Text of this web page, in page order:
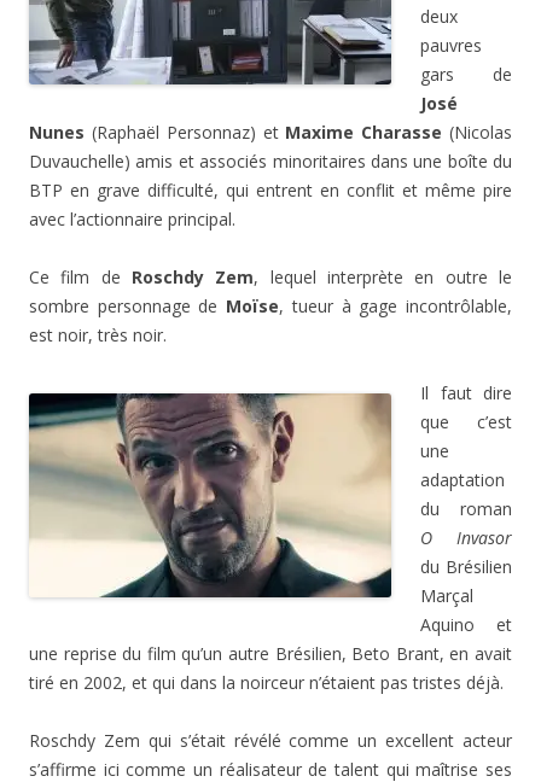
deux
pauvres
gars de
José
Nunes (Raphaël Personnaz) et Maxime Charasse (Nicolas
Duvauchelle) amis et associés minoritaires dans une boîte du
BTP en grave difficulté, qui entrent en conflit et même pire
avec l’actionnaire principal.
Ce film de Roschdy Zem, lequel interprète en outre le
sombre personnage de Moïse, tueur à gage incontrôlable,
est noir, très noir.
Il faut dire
que c’est
une
adaptation
du roman
O Invasor
du Brésilien
Marçal
Aquino et
une reprise du film qu’un autre Brésilien, Beto Brant, en avait
tiré en 2002, et qui dans la noirceur n’étaient pas tristes déjà.
Roschdy Zem qui s’était révélé comme un excellent acteur
s’affirme ici comme un réalisateur de talent qui maîtrise ses